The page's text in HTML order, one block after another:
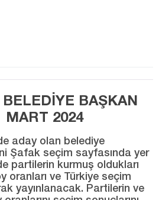
BAŞKAN
MART 2024
aday olan belediye
Şafak seçim sayfasında yer
partilerin kurmuş oldukları
oranları ve Türkiye seçim
yayınlanacak. Partilerin ve